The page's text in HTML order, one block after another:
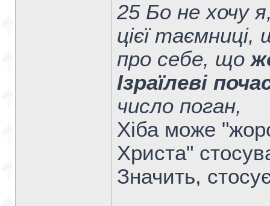
25 Бо не хочу
цієї
про себе, що
Ізраїлеві
число поган,
Хіба може
Христа"
Значить,